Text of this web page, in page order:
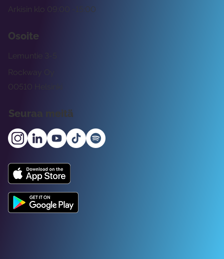
Arkisin klo 09:00 -15:00
Osoite
Rockway Oy
Lemuntie 3-5
00510 Helsinki
Seuraa meitä